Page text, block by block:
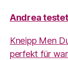
Andrea
Kneipp Men
perfekt für